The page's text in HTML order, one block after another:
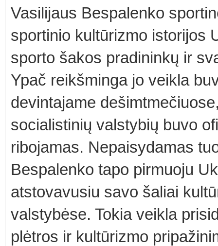
Vasilijaus Bespalenko
sportinio kultūrizmo istorijos
sporto šakos pradininkų ir
Ypač reikšminga jo veikla
devintajame
socialistinių valstybių buvo
ribojamas. Nepaisydamas
Bespalenko tapo pirmuoju
atstovavusiu savo šaliai
valstybėse. Tokia veikla
plėtros ir kultūrizmo